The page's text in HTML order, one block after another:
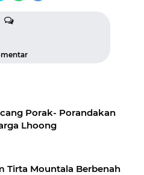
Porak- Porandakan
Lhoong
Tirta Mountala Berbenah